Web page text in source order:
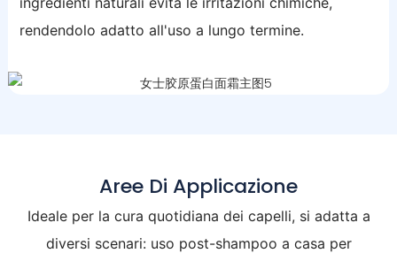
rendendolo adatto all'uso a lungo termine.
Aree Di Applicazione
Ideale per la cura quotidiana dei capelli, si adatta a
diversi scenari: uso post-shampoo a casa per